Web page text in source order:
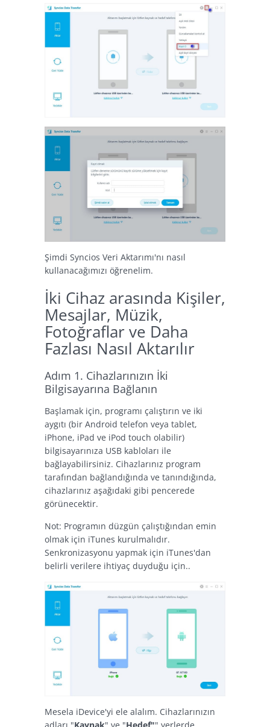
Şimdi Syncios Veri Aktarımı'nı nasıl
kullanacağımızı öğrenelim.
İki Cihaz arasında Kişiler,
Mesajlar, Müzik,
Fotoğraflar ve Daha
Fazlası Nasıl Aktarılır
Adım 1. Cihazlarınızın İki
Bilgisayarına Bağlanın
Başlamak için, programı çalıştırın ve iki
aygıtı (bir Android telefon veya tablet,
iPhone, iPad ve iPod touch olabilir)
bilgisayarınıza USB kabloları ile
bağlayabilirsiniz. Cihazlarınız program
tarafından bağlandığında ve tanındığında,
cihazlarınız aşağıdaki gibi pencerede
görünecektir.
Not: Programın düzgün çalıştığından emin
olmak için iTunes kurulmalıdır.
Senkronizasyonu yapmak için iTunes'dan
belirli verilere ihtiyaç duyduğu için..
Mesela iDevice'yi ele alalım. Cihazlarınızın